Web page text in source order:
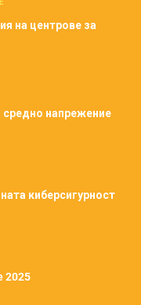
на центрове за
средно напрежение
киберсигурност
2025